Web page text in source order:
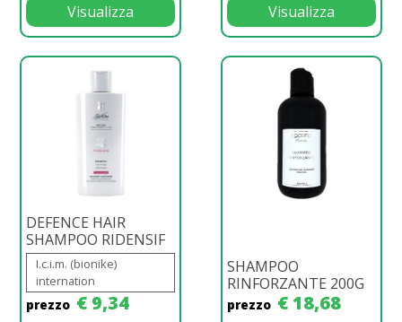
Visualizza Visualizza
DEFENCE HAIR
SHAMPOO RIDENSIF
I.c.i.m. (bionike)
internation
prezzo € 9,34
SHAMPOO
RINFORZANTE 200G
prezzo € 18,68